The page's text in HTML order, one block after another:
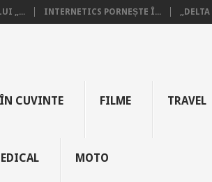
„... INTERNETICS PORNEȘTE Î...
ÎN CUVINTE FILME TRAVEL
MOTO